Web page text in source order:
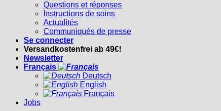
Questions et réponses
Instructions de soins
Actualités
Communiqués de presse
Se connecter
Versandkostenfrei ab 49€!
Newsletter
Français
Deutsch
English
Français
Jobs